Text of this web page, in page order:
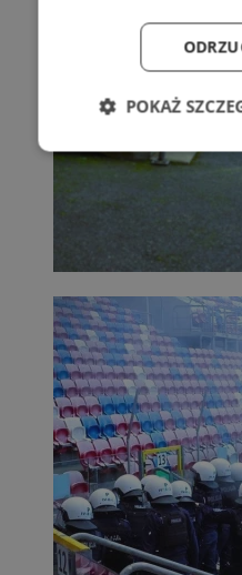
POKAŻ
Niezbędne
Niezbędne
Niezbędne pliki
takich jak logowanie
można prawidłowo
Nazwa
SessID